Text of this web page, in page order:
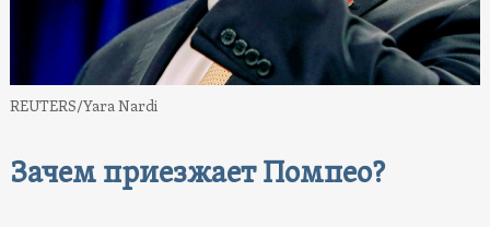
REUTERS/Yara Nardi
Зачем приезжает Помпео?